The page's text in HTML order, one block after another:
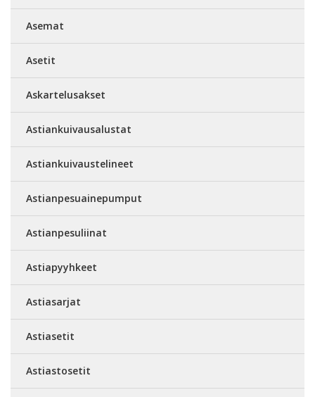
Asemat
Asetit
Askartelusakset
Astiankuivausalustat
Astiankuivaustelineet
Astianpesuainepumput
Astianpesuliinat
Astiapyyhkeet
Astiasarjat
Astiasetit
Astiastosetit